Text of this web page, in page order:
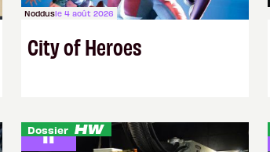
Noddusle 4 août 2026
City of Heroes
11
Dossier
9 votes